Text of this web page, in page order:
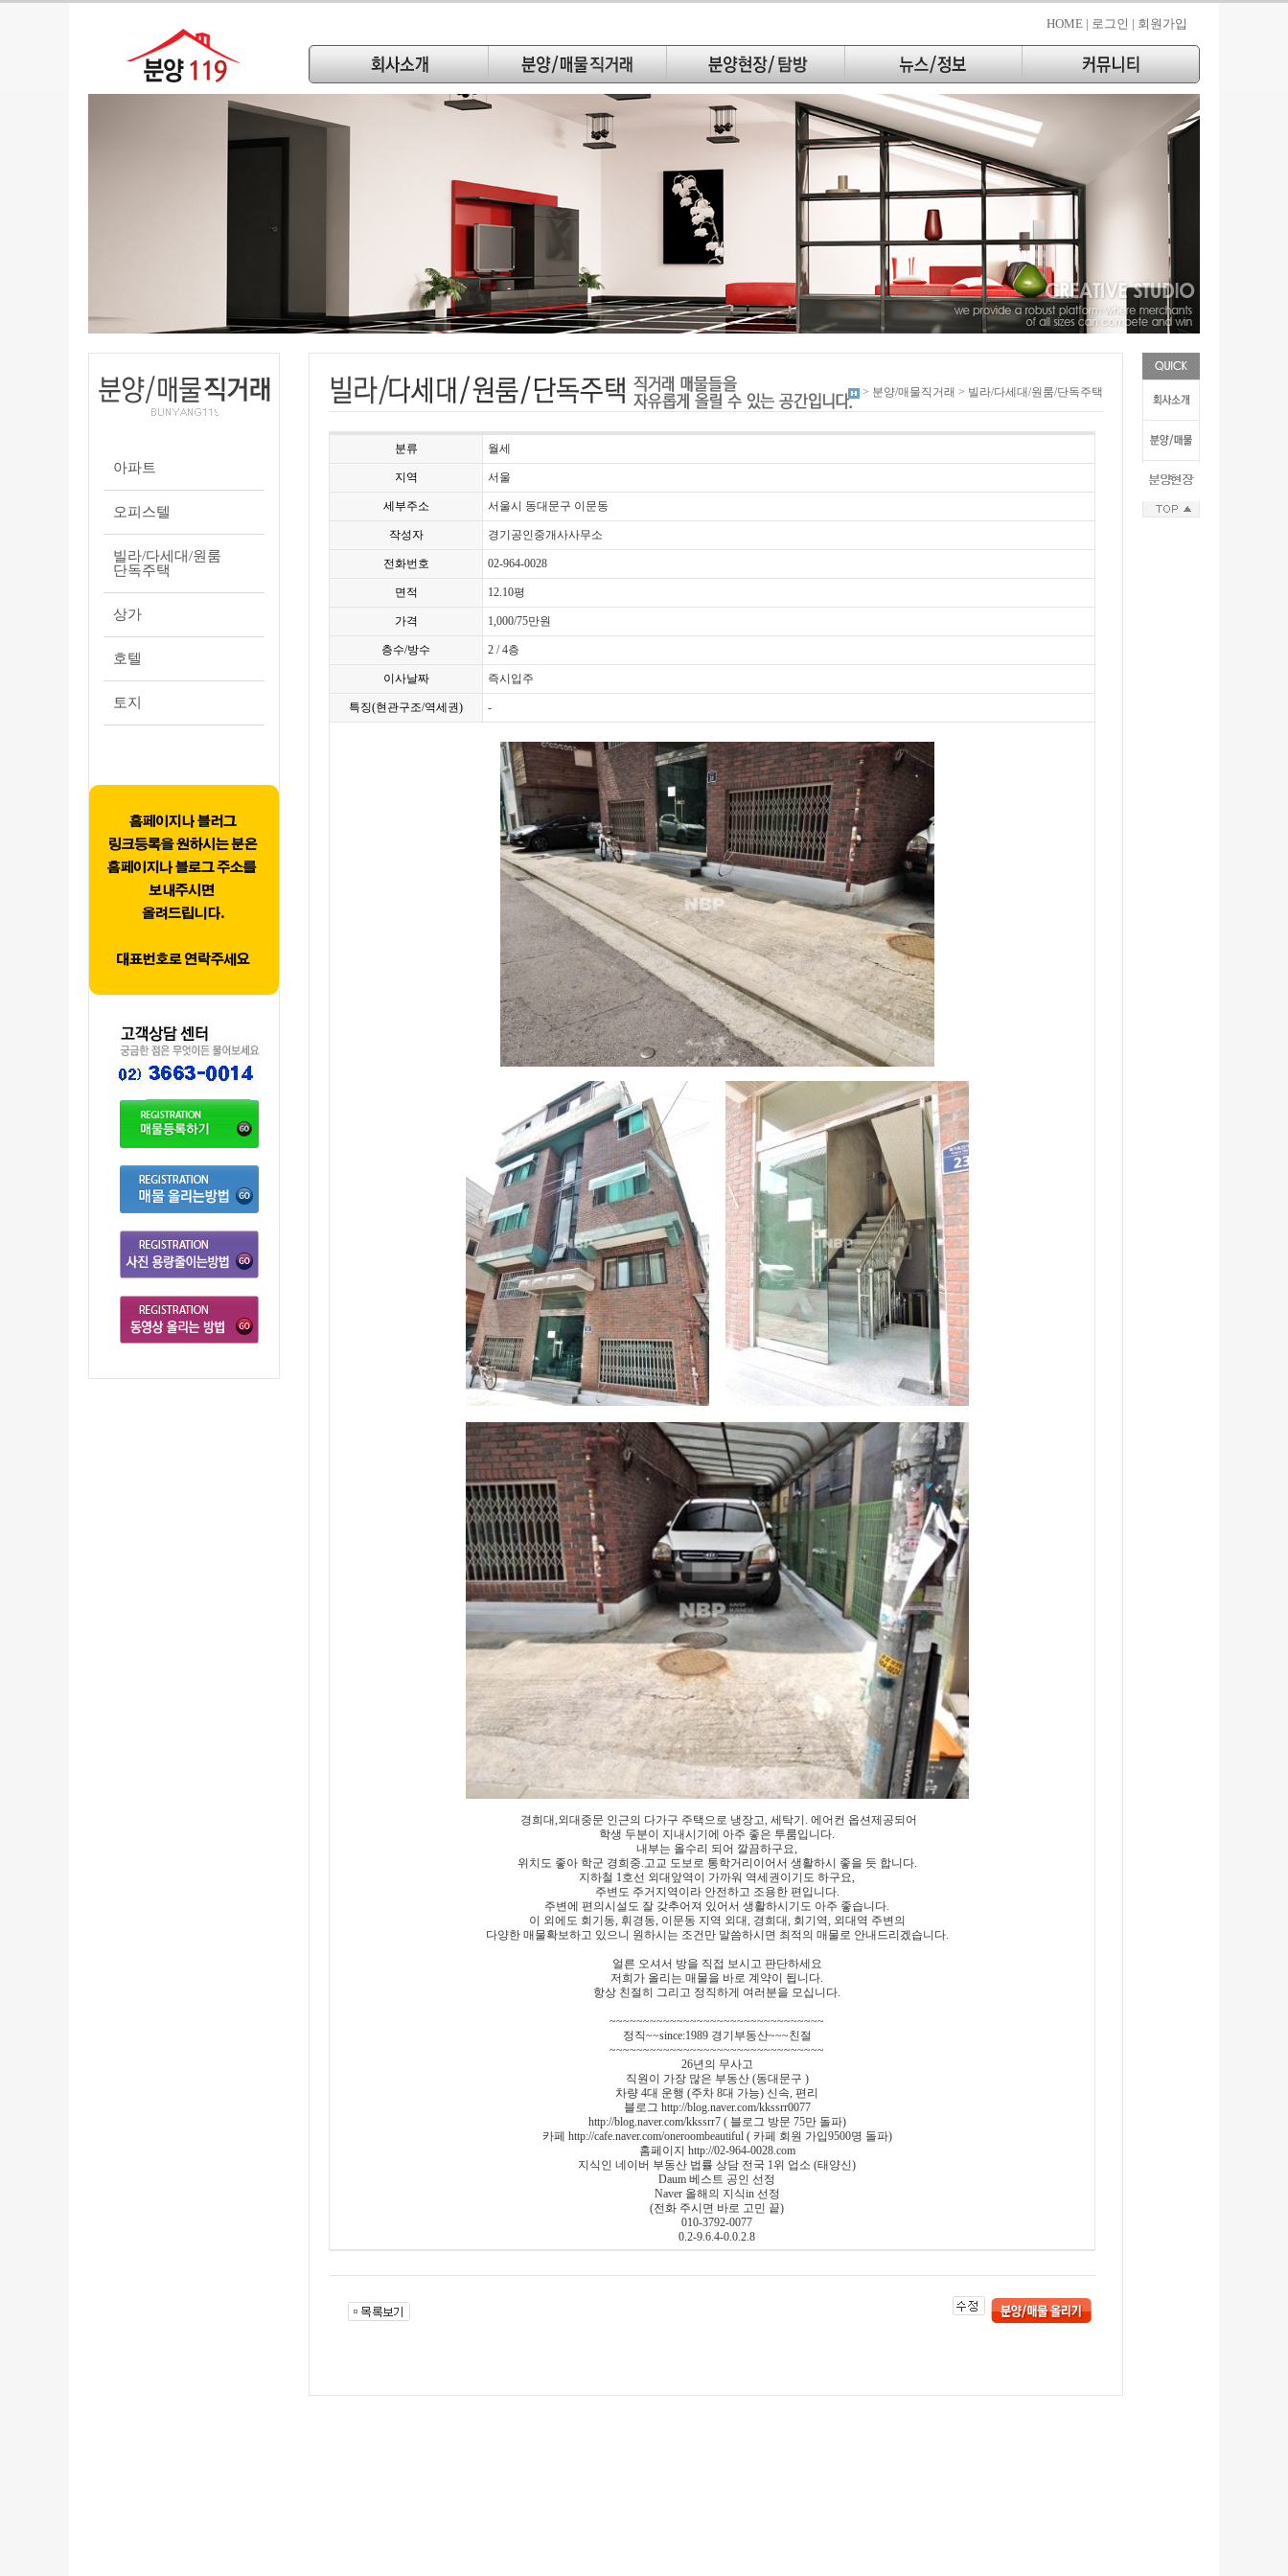
HOME | 로그인 | 회원가입
아파트
오피스텔
빌라/다세대/원룸
단독주택
상가
호텔
토지
> 분양/매물직거래 > 빌라/다세대/원룸/단독주택
분류 월세
지역 서울
세부주소 서울시 동대문구 이문동
작성자 경기공인중개사사무소
전화번호 02-964-0028
면적 12.10평
가격 1,000/75만원
층수/방수 2 / 4층
이사날짜 즉시입주
특징(현관구조/역세권) -
경희대,외대중문 인근의 다가구 주택으로 냉장고, 세탁기. 에어컨 옵션제공되어
학생 두분이 지내시기에 아주 좋은 투룸입니다.
내부는 올수리 되어 깔끔하구요,
위치도 좋아 학군 경희중.고교 도보로 통학거리이어서 생활하시 좋을 듯 합니다.
지하철 1호선 외대앞역이 가까워 역세권이기도 하구요,
주변도 주거지역이라 안전하고 조용한 편입니다.
주변에 편의시설도 잘 갖추어져 있어서 생활하시기도 아주 좋습니다.
이 외에도 회기동, 휘경동, 이문동 지역 외대, 경희대, 회기역, 외대역 주변의
다양한 매물확보하고 있으니 원하시는 조건만 말씀하시면 최적의 매물로 안내드리겠습니다.
얼른 오셔서 방을 직접 보시고 판단하세요
저희가 올리는 매물을 바로 계약이 됩니다.
항상 친절히 그리고 정직하게 여러분을 모십니다.
~~~~~~~~~~~~~~~~~~~~~~~~~~~~~~~~
정직~~since:1989 경기부동산~~~친절
~~~~~~~~~~~~~~~~~~~~~~~~~~~~~~~~
26년의 무사고
직원이 가장 많은 부동산 (동대문구 )
차량 4대 운행 (주차 8대 가능) 신속, 편리
블로그 http://blog.naver.com/kkssrr0077
http://blog.naver.com/kkssrr7 ( 블로그 방문 75만 돌파)
카페 http://cafe.naver.com/oneroombeautiful ( 카페 회원 가입9500명 돌파)
홈페이지 http://02-964-0028.com
지식인 네이버 부동산 법률 상담 전국 1위 업소 (태양신)
Daum 베스트 공인 선정
Naver 올해의 지식in 선정
(전화 주시면 바로 고민 끝)
010-3792-0077
0.2-9.6.4-0.0.2.8